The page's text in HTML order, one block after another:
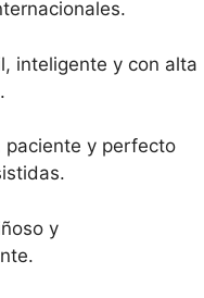
inteligente y con alta
paciente y perfecto
y